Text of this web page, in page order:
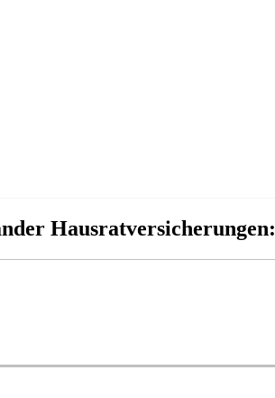
Hausratversicherungen: